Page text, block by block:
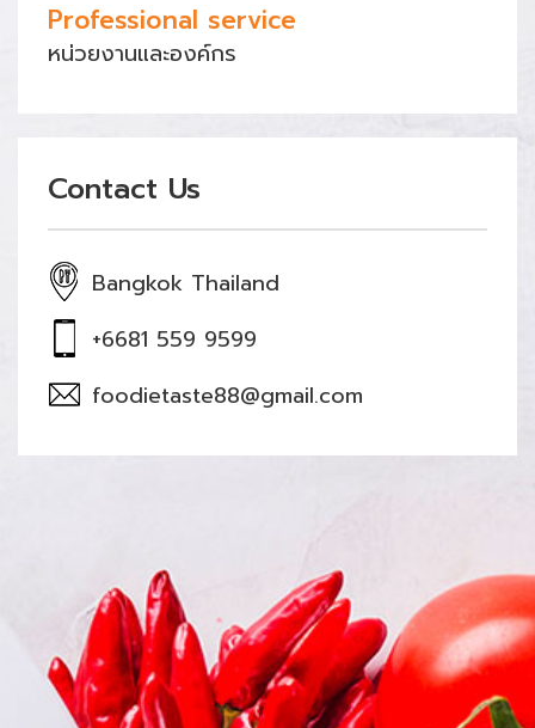
Professional service
หน่วยงานและองค์กร
Contact Us
Bangkok Thailand
+6681 559 9599
foodietaste88@gmail.com